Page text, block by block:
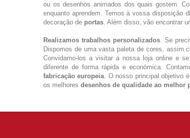
ou os desenhos animados dos quais gostem.
enquanto aprendem. Temos à vossa disposição
decoração de portas. Além disso, vão encontrar
Realizamos trabalhos personalizados. Se
Dispomos de uma vasta paleta de cores, assim
Convidamo-los a visitar a nossa loja online e
diferente de forma rápida e económica.
fabricação europeia. O nosso principal objetivo
os melhores desenhos de qualidade ao melhor